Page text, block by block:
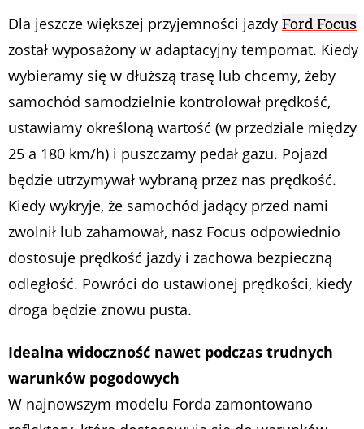
Dla jeszcze większej przyjemności jazdy Ford Focus
został wyposażony w adaptacyjny tempomat. Kiedy
wybieramy się w dłuższą trasę lub chcemy, żeby
samochód samodzielnie kontrolował prędkość,
ustawiamy określoną wartość (w przedziale między
25 a 180 km/h) i puszczamy pedał gazu. Pojazd
będzie utrzymywał wybraną przez nas prędkość.
Kiedy wykryje, że samochód jadący przed nami
zwolnił lub zahamował, nasz Focus odpowiednio
dostosuje prędkość jazdy i zachowa bezpieczną
odległość. Powróci do ustawionej prędkości, kiedy
droga będzie znowu pusta.
Idealna widoczność nawet podczas trudnych
warunków pogodowych
W najnowszym modelu Forda zamontowano